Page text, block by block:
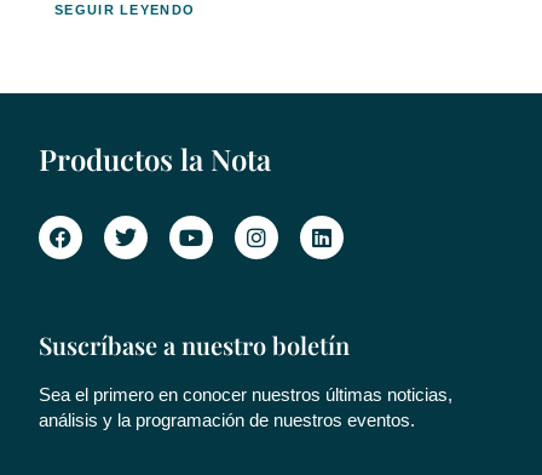
SEGUIR LEYENDO
Productos la Nota
Suscríbase a nuestro boletín
Sea el primero en conocer nuestros últimas noticias,
análisis y la programación de nuestros eventos.